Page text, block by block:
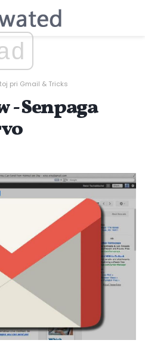
pri Gmail & Tricks
- Senpaga